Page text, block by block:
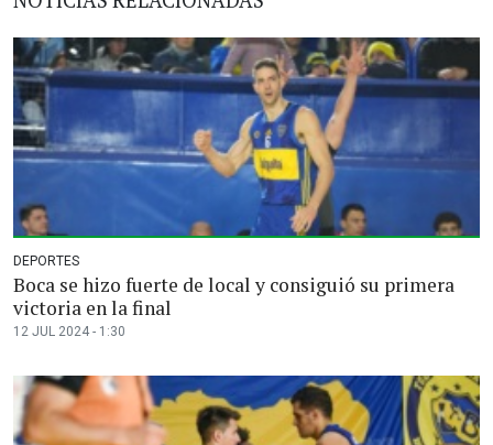
DEPORTES
Boca se hizo fuerte de local y consiguió su primera
victoria en la final
12 JUL 2024 - 1:30